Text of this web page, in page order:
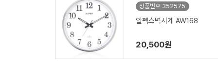
상품번호 352575
알펙스벽시계 AW168
20,500원